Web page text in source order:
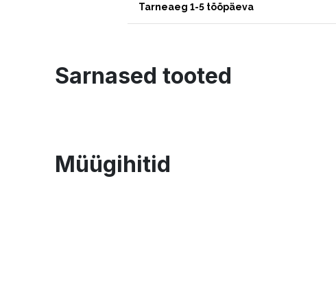
Tarneaeg 1-5 tööpäeva
Sarnased tooted
Müügihitid